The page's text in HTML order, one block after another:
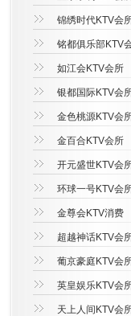
锦绣时代KTV会
铭都俱乐部KTV
如江会KTV会所
银都国际KTV会
金色桃源KTV会
金百合KTV会所
开元盛世KTV会
环球一号KTV会
金尊会KTV消费
超越神话KTV会
葡京豪庭KTV会
英皇娱乐KTV会
天上人间KTV会